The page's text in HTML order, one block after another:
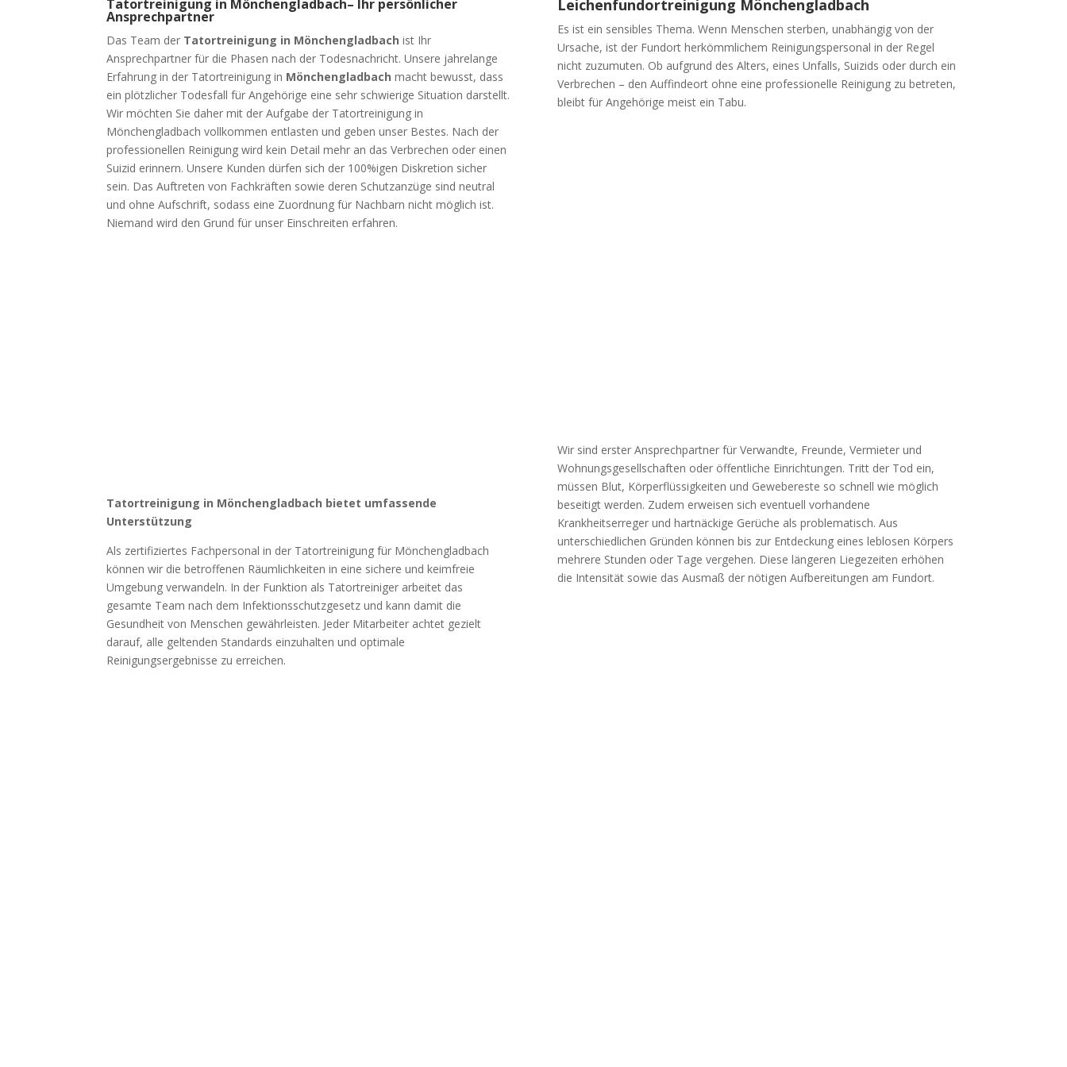
Tatortreinigung in Mönchengladbach– Ihr persönlicher
Ansprechpartner
Das Team der Tatortreinigung in Mönchengladbach ist Ihr
Ansprechpartner für die Phasen nach der Todesnachricht. Unsere jahrelange
Erfahrung in der Tatortreinigung in Mönchengladbach macht bewusst, dass
ein plötzlicher Todesfall für Angehörige eine sehr schwierige Situation darstellt.
Wir möchten Sie daher mit der Aufgabe der Tatortreinigung in
Mönchengladbach vollkommen entlasten und geben unser Bestes. Nach der
professionellen Reinigung wird kein Detail mehr an das Verbrechen oder einen
Suizid erinnern. Unsere Kunden dürfen sich der 100%igen Diskretion sicher
sein. Das Auftreten von Fachkräften sowie deren Schutzanzüge sind neutral
und ohne Aufschrift, sodass eine Zuordnung für Nachbarn nicht möglich ist.
Niemand wird den Grund für unser Einschreiten erfahren.
Tatortreinigung in Mönchengladbach bietet umfassende
Unterstützung
Als zertifiziertes Fachpersonal in der Tatortreinigung für Mönchengladbach
können wir die betroffenen Räumlichkeiten in eine sichere und keimfreie
Umgebung verwandeln. In der Funktion als Tatortreiniger arbeitet das
gesamte Team nach dem Infektionsschutzgesetz und kann damit die
Gesundheit von Menschen gewährleisten. Jeder Mitarbeiter achtet gezielt
darauf, alle geltenden Standards einzuhalten und optimale
Reinigungsergebnisse zu erreichen.
Leichenfundortreinigung Mönchengladbach
Es ist ein sensibles Thema. Wenn Menschen sterben, unabhängig von der
Ursache, ist der Fundort herkömmlichem Reinigungspersonal in der Regel
nicht zuzumuten. Ob aufgrund des Alters, eines Unfalls, Suizids oder durch ein
Verbrechen – den Auffindeort ohne eine professionelle Reinigung zu betreten,
bleibt für Angehörige meist ein Tabu.
Wir sind erster Ansprechpartner für Verwandte, Freunde, Vermieter und
Wohnungsgesellschaften oder öffentliche Einrichtungen. Tritt der Tod ein,
müssen Blut, Körperflüssigkeiten und Gewebereste so schnell wie möglich
beseitigt werden. Zudem erweisen sich eventuell vorhandene
Krankheitserreger und hartnäckige Gerüche als problematisch. Aus
unterschiedlichen Gründen können bis zur Entdeckung eines leblosen Körpers
mehrere Stunden oder Tage vergehen. Diese längeren Liegezeiten erhöhen
die Intensität sowie das Ausmaß der nötigen Aufbereitungen am Fundort.